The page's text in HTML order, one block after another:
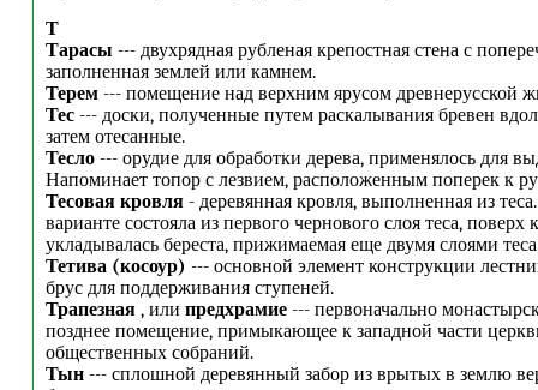
Т
Тарасы --- двухрядная рубленая крепостная стена с
заполненная землей или камнем.
Терем--- помещение над верхним ярусом древнерусской
Тес--- доски, полученные путем раскалывания бревен
затем отесанные.
Тесло--- орудие для обработки дерева, применялось для
Напоминает топор с лезвием, расположенным поперек к
Тесовая кровля- деревянная кровля, выполненная из
варианте состояла из первого чернового слоя теса, поверх
укладывалась береста, прижимаемая еще двумя слоями
Тетива (косоур) --- основной элемент конструкции
брус для поддерживания ступеней.
Трапезная, или предхрамие --- первоначально
позднее помещение, примыкающее к западной части
общественных собраний.
Тын --- сплошной деревянный забор из врытых в землю